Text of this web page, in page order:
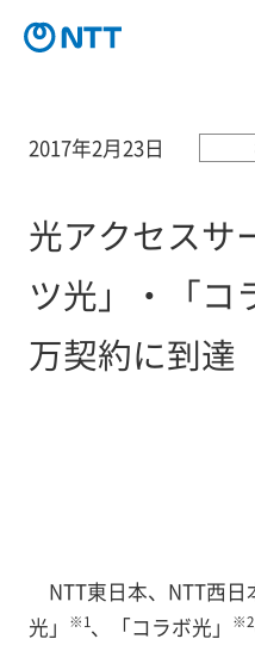
2017年2月23日
光アクセスサ
ツ光」・「コ
万契約に到達
NTT東日本、NTT西
光」
※1、「コラボ光」 ※2